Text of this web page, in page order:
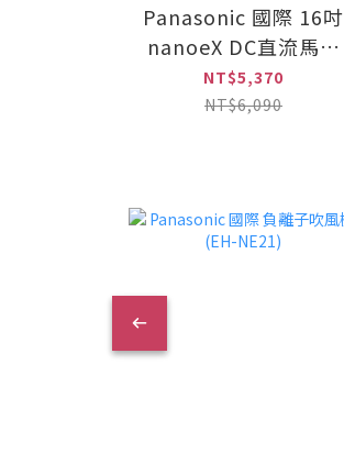
Panasonic 國際 16吋
nanoeX DC直流馬達
極淨型立扇(F-
H16LXD-K)
NT$5,370
NT$6,090